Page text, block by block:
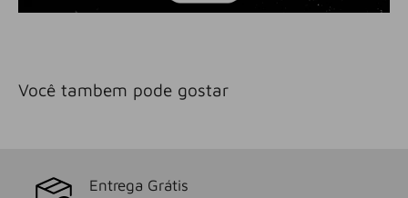
Você tambem pode gostar
Entrega Grátis